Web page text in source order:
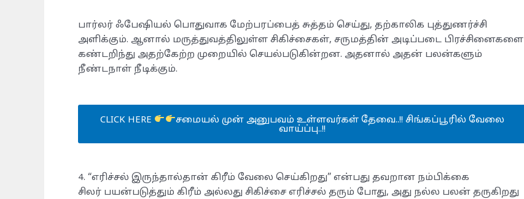
​பார்லர் ஃபேஷியல் பொதுவாக மேற்பரப்பைத் சுத்தம் செய்து, தற்காலிக புத்துணர்ச்சி
அளிக்கும். ஆனால் மருத்துவத்திலுள்ள சிகிச்சைகள், சருமத்தின் அடிப்படை பிரச்சினைகளை
கண்டறிந்து அதற்கேற்ற முறையில் செயல்படுகின்றன. அதனால் அதன் பலன்களும்
நீண்டநாள் நீடிக்கும்.
CLICK HERE சமையல் முன் அனுபவம் உள்ளவர்கள் தேவை..!! சிங்கப்பூரில் வேலை
வாய்ப்பு..!!
​4. “எரிச்சல் இருந்தால்தான் கிரீம் வேலை செய்கிறது” என்பது தவறான நம்பிக்கை
​சிலர் பயன்படுத்தும் கிரீம் அல்லது சிகிச்சை எரிச்சல் தரும் போது, அது நல்ல பலன் தருகிறது